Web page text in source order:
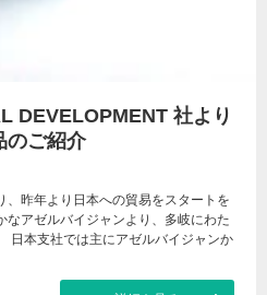
DEVELOPMENT 社より
のご紹介
、昨年より日本への貿易をスタートを
なアゼルバイジャンより、多岐にわた
日本支社では主にアゼルバイジャンか